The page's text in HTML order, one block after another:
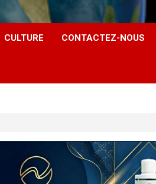
CULTURE CONTACTEZ-NOUS